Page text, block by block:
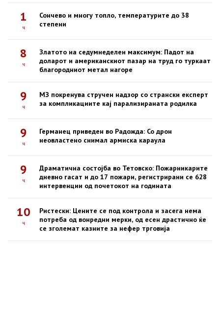
1
ч
Сончево и многу топло, температурите до 38
степени
8
ч
Златото на седумнеделен максимум: Падот на
доларот и американскиот пазар на труд го туркаат
благородниот метал нагоре
9
ч
МЗ покренува стручен надзор со странски експерт
за компликациите кај парализираната родилка
9
ч
Германец приведен во Радожда: Со дрон
неовластено снимал армиска караула
9
ч
Драматична состојба во Тетовско: Пожарникарите
дневно гасат и до 17 пожари, регистрирани се 628
интервенции од почетокот на годината
10
ч
Ристески: Цените се под контрола и засега нема
потреба од вонредни мерки, од есен драстично ќе
се зголемат казните за нефер трговија